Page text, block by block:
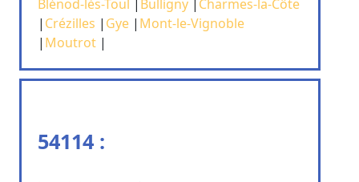
Blénod-lès-Toul | Bulligny | Charmes-la-Côte
| Crézilles | Gye | Mont-le-Vignoble
| Moutrot |
54114 :